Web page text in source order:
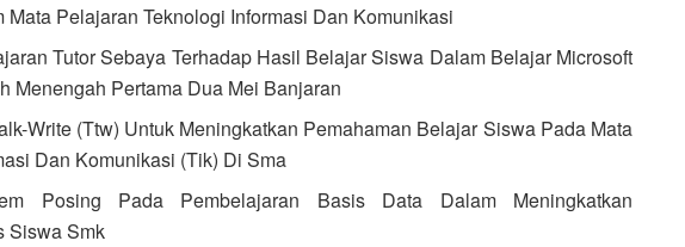
Pelajaran Teknologi Informasi Dan Komunikasi
Tutor Sebaya Terhadap Hasil Belajar Siswa Dalam Belajar Microsoft
Menengah Pertama Dua Mei Banjaran
Write (Ttw) Untuk Meningkatkan Pemahaman Belajar Siswa Pada Mata
Dan Komunikasi (Tik) Di Sma
Posing Pada Pembelajaran Basis Data Dalam Meningkatkan
Siswa Smk